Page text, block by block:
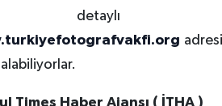
detaylı